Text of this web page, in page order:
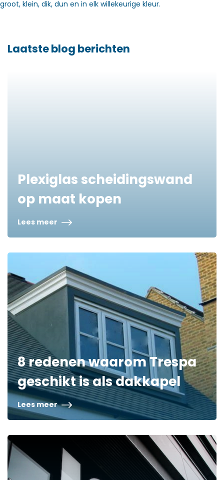
groot, klein, dik, dun en in elk willekeurige kleur.
Laatste blog berichten
Plexiglas scheidingswand
op maat kopen
Lees meer
8 redenen waarom Trespa
geschikt is als dakkapel
Lees meer